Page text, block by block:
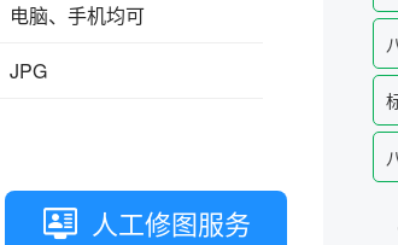
中小学证件
高校证件照
制卡印刷&
白灰
电脑、手机均可
JPG
人工修图服务